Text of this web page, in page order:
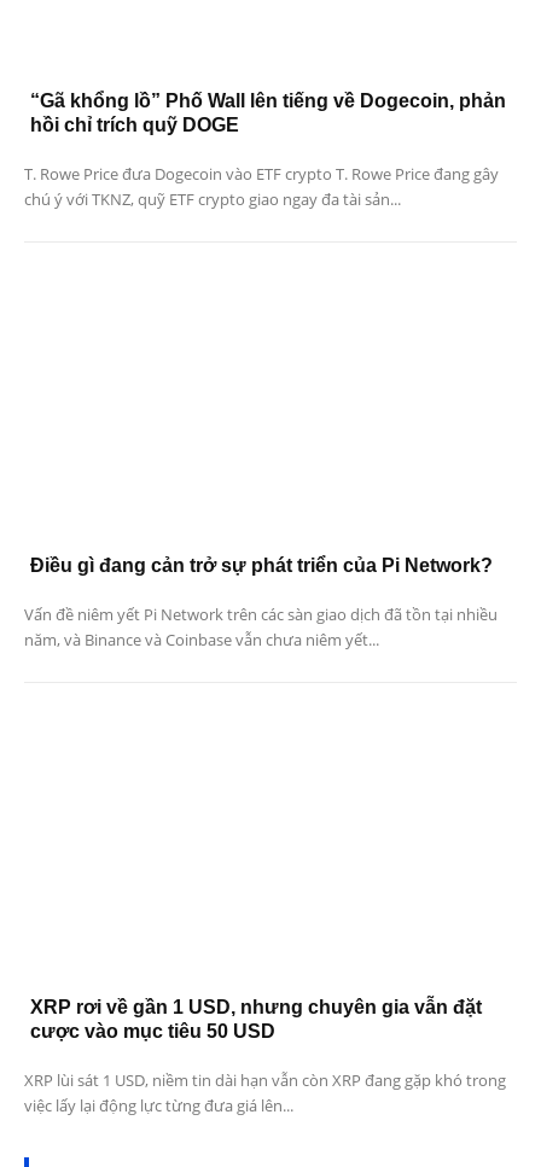
“Gã khổng lồ” Phố Wall lên tiếng về Dogecoin, phản
hồi chỉ trích quỹ DOGE
T. Rowe Price đưa Dogecoin vào ETF crypto T. Rowe Price đang gây
chú ý với TKNZ, quỹ ETF crypto giao ngay đa tài sản...
Điều gì đang cản trở sự phát triển của Pi Network?
Vấn đề niêm yết Pi Network trên các sàn giao dịch đã tồn tại nhiều
năm, và Binance và Coinbase vẫn chưa niêm yết...
XRP rơi về gần 1 USD, nhưng chuyên gia vẫn đặt
cược vào mục tiêu 50 USD
XRP lùi sát 1 USD, niềm tin dài hạn vẫn còn XRP đang gặp khó trong
việc lấy lại động lực từng đưa giá lên...